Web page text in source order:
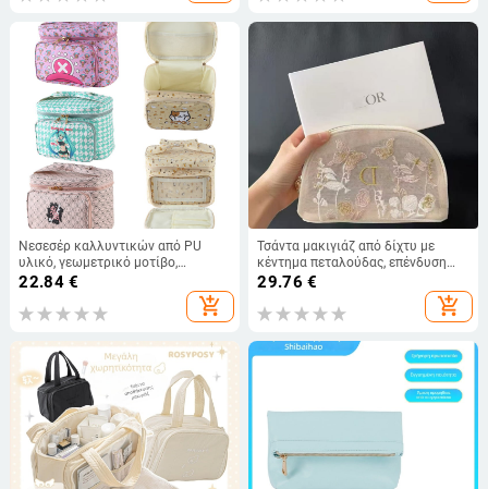
Νεσεσέρ καλλυντικών από PU
υλικό, γεωμετρικό μοτίβο,
επένδυση πολυεστέρα, φορητό,
22.84€
add_shopping_cart
Τσάντα μακιγιάζ από δίχτυ με
κέντημα πεταλούδας, επένδυση
νάιλον, φερμουάρ κλείσιμο, άνοιξη
29.76 €
add_shopping_cart